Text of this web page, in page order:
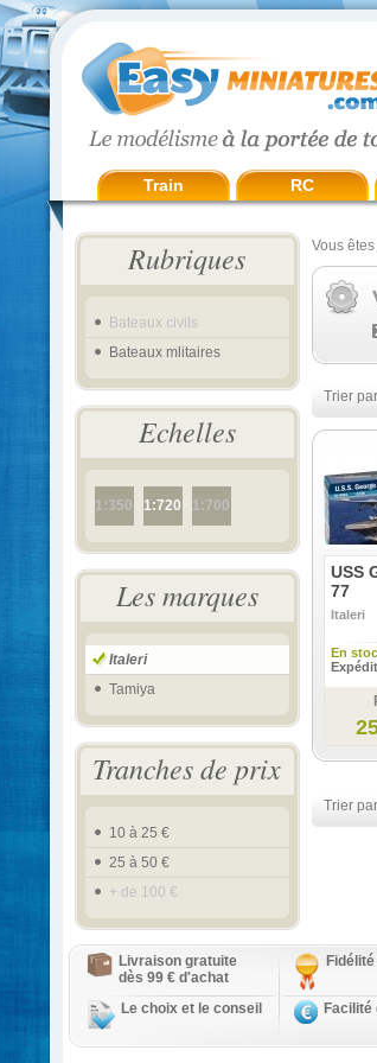
Train RC
Rubriques
Bateaux civils
Bateaux mlitaires
Echelles
1:350 1:720 1:700
Les marques
Italeri
Tamiya
Tranches de prix
10 à 25 €
25 à 50 €
+ de 100 €
Vous
Trier
USS
77
Italeri
En
Trier
Livraison gratuite
dès 99 € d'achat
Le choix et le conseil Facilité